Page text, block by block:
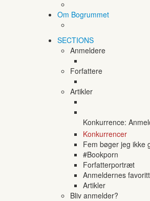
Om Bogrummet
SECTIONS
Anmeldere
Forfattere
Artikler
Konkurrence:
Konkurrencer
Fem bøger jeg ikke
#Bookporn
Forfatterportræt
Anmeldernes
Artikler
Bliv anmelder?